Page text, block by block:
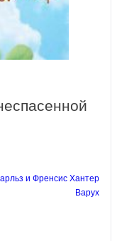
и Френсис Хантер
Варух